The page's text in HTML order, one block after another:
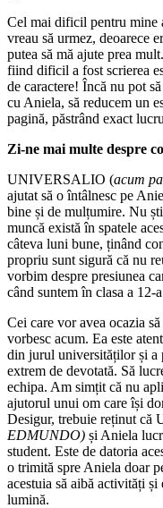
Cel mai dificil pentru mine
vreau să urmez, deoarece
putea să mă ajute prea
fiind dificil a fost scrierea
de caractere! Încă nu pot
cu Aniela, să reducem un
pagină, păstrând exact
Zi-ne mai multe despre
UNIVERSALIO (acum
ajutat să o întâlnesc pe
bine și de mulțumire. Nu
muncă există în spatele
câteva luni bune, ținând
propriu sunt sigură că nu
vorbim despre presiunea
când suntem în clasa a 12-
Cei care vor avea ocazia
vorbesc acum. Ea este
din jurul universităților și a
extrem de devotată. Să
echipa. Am simțit că nu
ajutorul unui om care își
Desigur, trebuie reținut
EDMUNDO) și Aniela
student. Este de datoria
o trimită spre Aniela doar
acestuia să aibă activități
lumină.